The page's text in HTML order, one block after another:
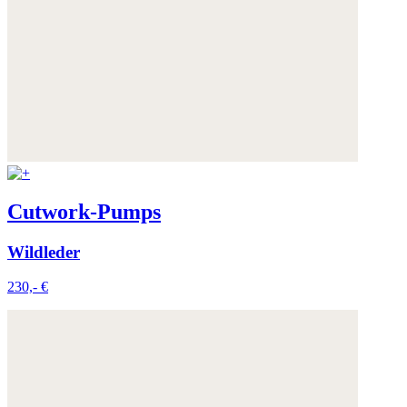
Cutwork-Pumps
Wildleder
230,- €